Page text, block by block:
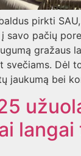
pirkti
savo pačių
gražaus
svečiams. Dėl
jaukumą bei
langai